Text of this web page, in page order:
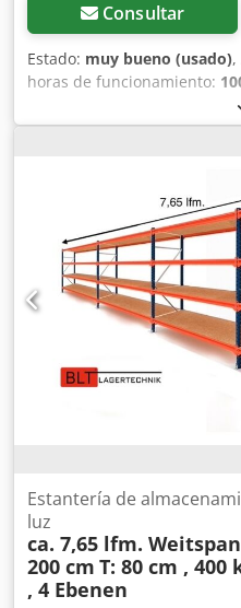
Consultar
Estado: muy bueno (usado)
horas de funcionamiento:
,
rpm, tensión de entrada:
, Motor eléctrico 200 kW
de fabricación: 2024
Estantería de
luz
ca. 7,65 lfm.
200 cm T: 80 cm , 400
, 4 Ebenen